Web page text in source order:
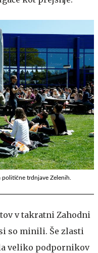
politične trdnjave Zelenih.
v takratni Zahodni
so minili. Še zlasti
veliko podpornikov